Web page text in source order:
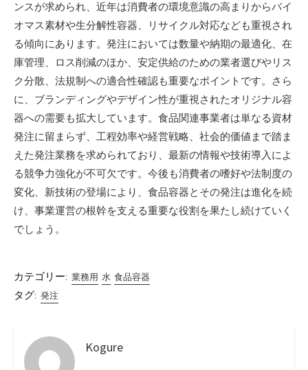
ンスが求められ、近年は消費者の環境意識の高まりからバイ
オマス素材や生分解性容器、リサイクル対応なども重視され
る傾向にあります。発注においては数量や納期の最適化、在
庫管理、ロス削減のほか、安定供給のための業者選びやリス
ク分散、法規制への適合性確認も重要なポイントです。さら
に、ブランディングやデザイン性が重視されたオリジナル容
器への需要も拡大しています。食品関連事業者は単なる資材
発注に留まらず、工程効率や経営戦略、社会的価値まで踏ま
えた発注業務を求められており、最新の情報や技術導入によ
る競争力強化が不可欠です。今後も消費者の嗜好や法制度の
変化、新技術の登場により、食品容器とその発注は進化を続
け、事業運営の根幹を支える重要な役割を果たし続けていく
でしょう。
カテゴリー: 業務用 水 食品容器
タグ: 発注
Kogure